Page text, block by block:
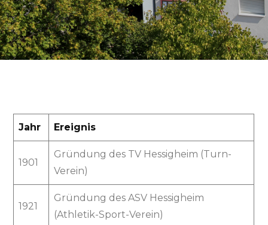
Jahr Ereignis
1901
Gründung des TV Hessigheim (Turn-
Verein)
1921
Gründung des ASV Hessigheim
(Athletik-Sport-Verein)